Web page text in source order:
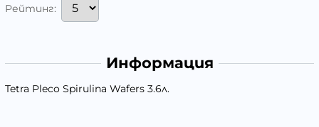
Рейтинг:
Информация
Tetra Pleco Spirulina Wafers 3.6л.